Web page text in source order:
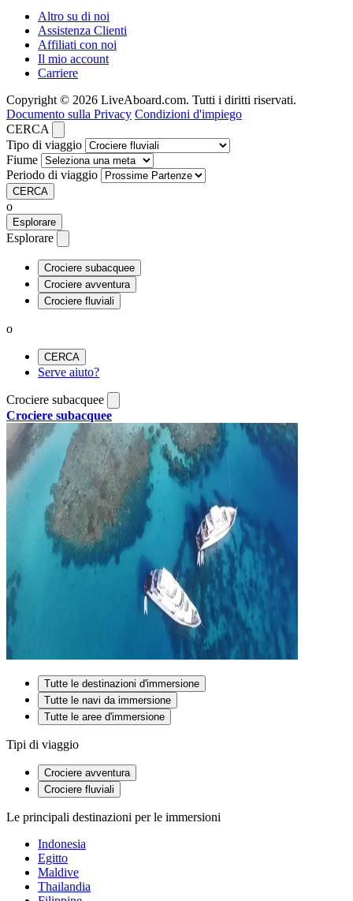
Altro su di noi
Assistenza Clienti
Affiliati con noi
Il mio account
Carriere
Copyright © 2026 LiveAboard.com. Tutti i diritti riservati.
Documento sulla Privacy Condizioni d'impiego
CERCA
Tipo di viaggio
Fiume
Periodo di viaggio
CERCA
o
Esplorare
Esplorare
Crociere subacquee
Crociere avventura
Crociere fluviali
o
CERCA
Serve aiuto?
Crociere subacquee
Crociere subacquee
Tutte le destinazioni d'immersione
Tutte le navi da immersione
Tutte le aree d'immersione
Tipi di viaggio
Crociere avventura
Crociere fluviali
Le principali destinazioni per le immersioni
Indonesia
Egitto
Maldive
Thailandia